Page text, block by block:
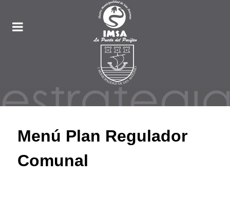
Menú Plan Regulador
Comunal